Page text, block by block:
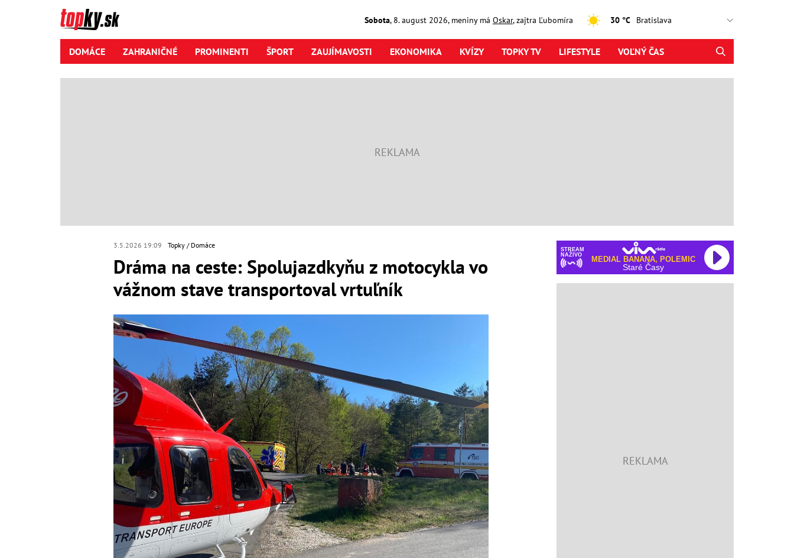
Sobota, 8. august2026, meniny má Oskar, zajtra Ľubomíra 30 °C
DOMÁCE ZAHRANIČNÉ PROMINENTI ŠPORT ZAUJÍMAVOSTI EKONOMIKA KVÍZY TOPKY TV LIFESTYLE VOĽNÝ ČAS
3.5.2026 19:09 Topky Domáce
Dráma na ceste: Spolujazdkyňu z motocykla vo
vážnom stave transportoval vrtuľník
STREAM
NAŽIVO
MEDIAL BANANA, POLEMIC
Staré Časy